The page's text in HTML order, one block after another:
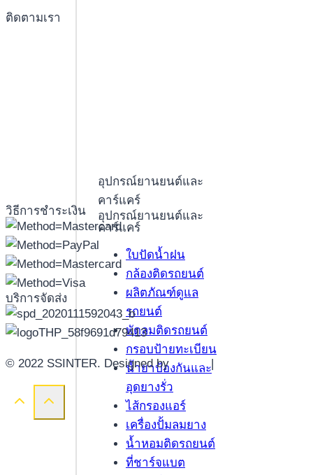
อุปกรณ์ยานยนต์และ
คาร์แคร์
อุปกรณ์ยานยนต์และ
คาร์แคร์
ใบปัดน้ำฝน
กล้องติดรถยนต์
ผลิตภัณฑ์ดูแล
รถยนต์
พัดลมติดรถยนต์
กรอบป้ายทะเบียน
น้ำยาป้องกันและ
อุดยางรั่ว
ไส้กรองแอร์
เครื่องปั้มลมยาง
น้ำหอมติดรถยนต์
ที่ชาร์จแบต
ติดตามเรา
วิธีการชำระเงิน
บริการจัดส่ง
© 2022 SSINTER. Designed byYWDS|